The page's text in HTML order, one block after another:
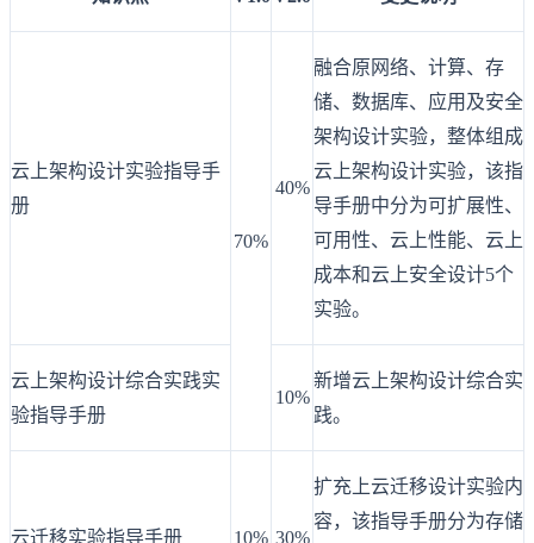
云上架构设计实验指导手
册
70%
40%
融合原网络、计算、存
储、数据库、应用及安全
架构设计实验，整体组成
云上架构设计实验，该指
导手册中分为可扩展性、
可用性、云上性能、云上
成本和云上安全设计5个
实验。
云上架构设计综合实践实
验指导手册
10%
新增云上架构设计综合实
践。
云迁移实验指导手册 10% 30%
扩充上云迁移设计实验内
容，该指导手册分为存储